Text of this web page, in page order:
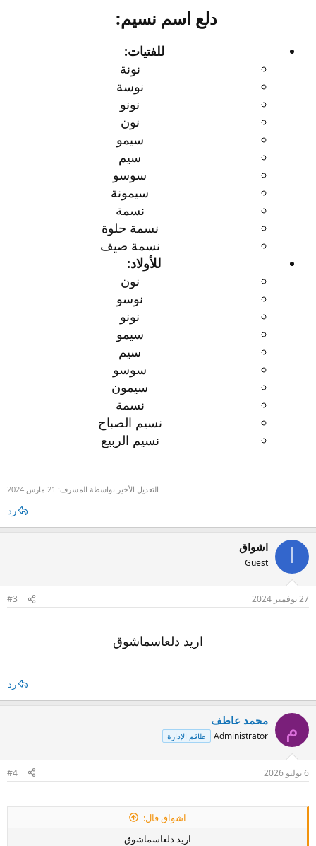
دلع اسم نسيم:​
للفتيات:
نونة
نوسة
نونو
نون
سيمو
سيم
سوسو
سيمونة
نسمة
نسمة حلوة
نسمة صيف
للأولاد:
نون
نوسو
نونو
سيمو
سيم
سوسو
سيمون
نسمة
نسيم الصباح
نسيم الربيع
التعديل الأخير بواسطة المشرف: 21 مارس 2024
رد
اشواق
Guest
27 نوفمبر 2024 #3
اريد دلعاسماشوق
رد
م محمد عاطف
Administrator طاقم الإدارة
6 يوليو 2026 #4
اشواق قال:
اريد دلعاسماشوق